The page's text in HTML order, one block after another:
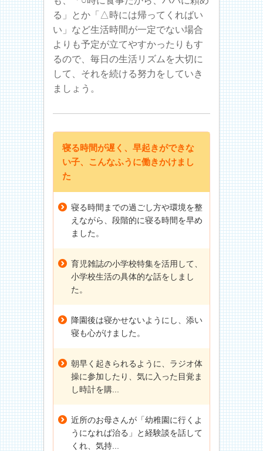
る」とか「△時には帰ってくればい
い」など生活時間が一定でない場合
よりも予定が立てやすかったりもす
るので、毎日の生活リズムを大切に
して、それを続ける努力をしていき
ましょう。
寝る時間が遅く、早起きができな
い子、こんなふうに働きかけまし
た
寝る時間までの過ごし方や環境を整
えながら、段階的に寝る時間を早め
ました。
育児雑誌の小学校特集を活用して、
小学校生活の具体的な話をしまし
た。
降園後は寝かせないようにし、添い
寝も心がけました。
朝早く起きられるように、ラジオ体
操に参加したり、気に入った目覚ま
し時計を購...
近所のお母さんが「幼稚園に行くよ
うになれば治る」と経験談を話して
くれ、気持...